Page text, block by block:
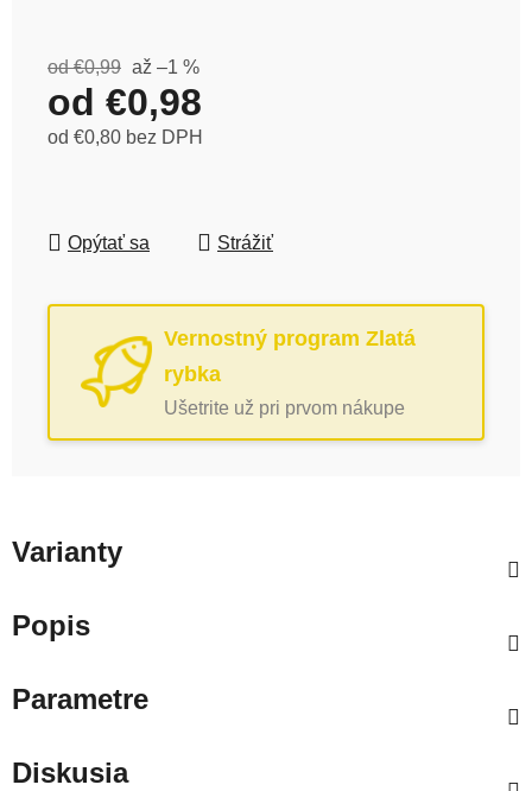
od €0,99 až –1 %
od €0,98
od €0,80 bez DPH
Opýtať sa Strážiť
Vernostný program Zlatá
rybka
Ušetrite už pri prvom nákupe
Varianty
Popis
Parametre
Diskusia